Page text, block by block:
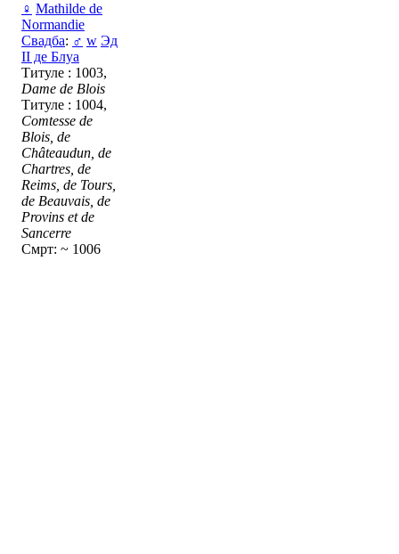
♀ Mathilde de
Normandie
Свадба: ♂ w Эд
II де Блуа
Титуле : 1003,
Dame de Blois
Титуле : 1004,
Comtesse de
Blois, de
Châteaudun, de
Chartres, de
Reims, de Tours,
de Beauvais, de
Provins et de
Sancerre
Смрт: ~ 1006